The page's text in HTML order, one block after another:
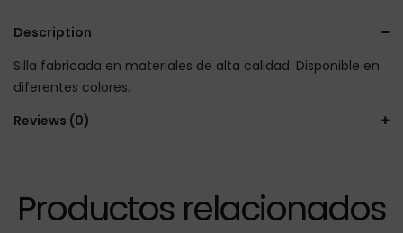
Description
Silla fabricada en materiales de alta calidad. Disponible en
diferentes colores.
Reviews (0)
Productos relacionados